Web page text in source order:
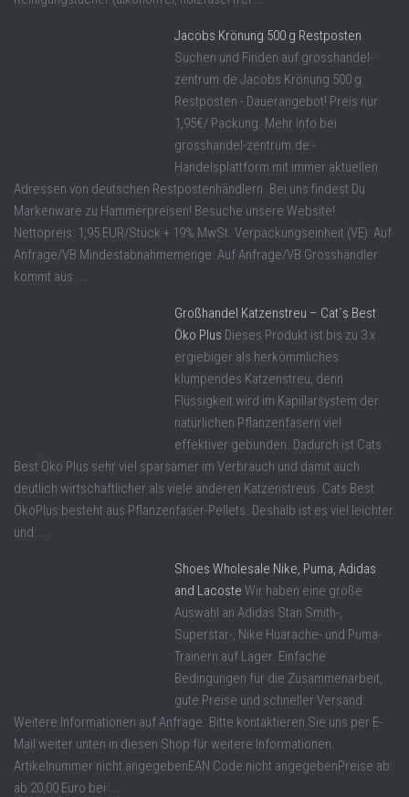
Jacobs Krönung 500 g Restposten
Suchen und Finden auf grosshandel-
zentrum.de Jacobs Krönung 500 g
Restposten - Dauerangebot! Preis nur
1,95€/ Packung. Mehr Info bei
grosshandel-zentrum.de -
Handelsplattform mit immer aktuellen
Adressen von deutschen Restpostenhändlern. Bei uns findest Du
Markenware zu Hammerpreisen! Besuche unsere Website!
Nettopreis: 1,95 EUR/Stück + 19% MwSt. Verpackungseinheit (VE): Auf
Anfrage/VB Mindestabnahmemenge: Auf Anfrage/VB Grosshändler
kommt aus ...
Großhandel Katzenstreu – Cat`s Best
Öko Plus Dieses Produkt ist bis zu 3 x
ergiebiger als herkömmliches
klumpendes Katzenstreu, denn
Flüssigkeit wird im Kapillarsystem der
natürlichen Pflanzenfasern viel
effektiver gebunden. Dadurch ist Cats
Best Öko Plus sehr viel sparsamer im Verbrauch und damit auch
deutlich wirtschaftlicher als viele anderen Katzenstreus. Cats Best
ÖkoPlus besteht aus Pflanzenfaser-Pellets. Deshalb ist es viel leichter
und ...
Shoes Wholesale Nike, Puma, Adidas
and Lacoste Wir haben eine große
Auswahl an Adidas Stan Smith-,
Superstar-, Nike Huarache- und Puma-
Trainern auf Lager. Einfache
Bedingungen für die Zusammenarbeit,
gute Preise und schneller Versand.
Weitere Informationen auf Anfrage. Bitte kontaktieren Sie uns per E-
Mail weiter unten in diesen Shop für weitere Informationen.
Artikelnummer nicht angegebenEAN Code nicht angegebenPreise ab:
ab 20,00 Euro bei ...